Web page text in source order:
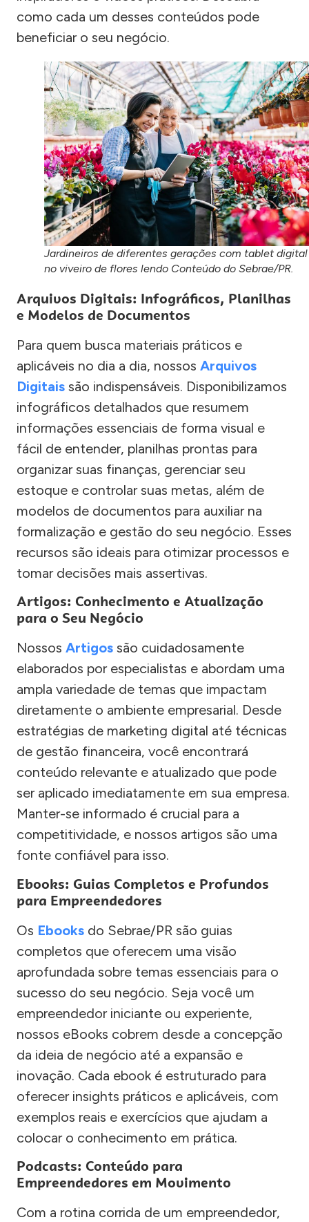
como cada um desses conteúdos pode
beneficiar o seu negócio.
Jardineiros de diferentes gerações com tablet digital
no viveiro de flores lendo Conteúdo do Sebrae/PR.
Arquivos Digitais: Infográficos, Planilhas
e Modelos de Documentos
Para quem busca materiais práticos e
aplicáveis no dia a dia, nossos Arquivos
Digitais são indispensáveis. Disponibilizamos
infográficos detalhados que resumem
informações essenciais de forma visual e
fácil de entender, planilhas prontas para
organizar suas finanças, gerenciar seu
estoque e controlar suas metas, além de
modelos de documentos para auxiliar na
formalização e gestão do seu negócio. Esses
recursos são ideais para otimizar processos e
tomar decisões mais assertivas.
Artigos: Conhecimento e Atualização
para o Seu Negócio
Nossos Artigos são cuidadosamente
elaborados por especialistas e abordam uma
ampla variedade de temas que impactam
diretamente o ambiente empresarial. Desde
estratégias de marketing digital até técnicas
de gestão financeira, você encontrará
conteúdo relevante e atualizado que pode
ser aplicado imediatamente em sua empresa.
Manter-se informado é crucial para a
competitividade, e nossos artigos são uma
fonte confiável para isso.
Ebooks: Guias Completos e Profundos
para Empreendedores
Os Ebooks do Sebrae/PR são guias
completos que oferecem uma visão
aprofundada sobre temas essenciais para o
sucesso do seu negócio. Seja você um
empreendedor iniciante ou experiente,
nossos eBooks cobrem desde a concepção
da ideia de negócio até a expansão e
inovação. Cada ebook é estruturado para
oferecer insights práticos e aplicáveis, com
exemplos reais e exercícios que ajudam a
colocar o conhecimento em prática.
Podcasts: Conteúdo para
Empreendedores em Movimento
Com a rotina corrida de um empreendedor,